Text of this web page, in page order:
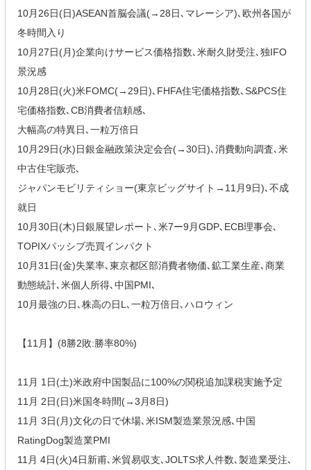
10月26日(日)ASEAN首脳会議(→28日､マレーシア)､欧州各国が
冬時間入り
10月27日(月)企業向けサービス価格指数､米耐久財受注､独IFO
景況感
10月28日(火)米FOMC(→29日)､FHFA住宅価格指数､S&PCS住
宅価格指数､CB消費者信頼感､
大幅高の特異日､一粒万倍日
10月29日(水)日銀金融政策決定会合(→30日)､消費動向調査､米
中古住宅販売､
ジャパンモビリティショー(東京ビッグサイト→11月9日)､不成
就日
10月30日(木)日銀展望レポート､米7ー9月GDP､ECB理事会､
TOPIXパッシブ売買インパクト
10月31日(金)失業率､東京都区部消費者物価､鉱工業生産､商業
動態統計､米個人所得､中国PMI､
10月最強の日､株高の日L､一粒万倍日､ハロウィン
【11月】(8勝2敗:勝率80%)
11月 1日(土)米政府中国製品に100%の関税追加課税実施予定
11月 2日(日)米国冬時間(→3月8日)
11月 3日(月)文化の日で休場､米ISM製造業景況感､中国
RatingDog製造業PMI
11月 4日(火)4日新甫､米貿易収支､JOLTS求人件数､製造業受注､